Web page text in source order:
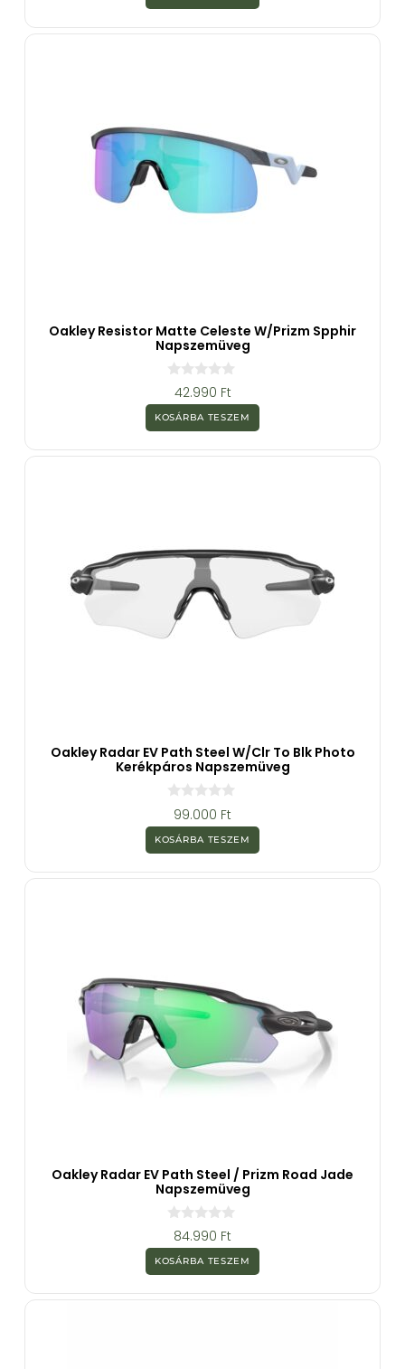
5
b
Oakley Resistor Matte Celeste W/Prizm Spphir
Napszemüveg
z
5
b
42.990 Ft
KOSÁRBA TESZEM
Oakley Radar EV Path Steel W/clr To Blk Photo
Kerékpáros Napszemüveg
z
5
b
99.000 Ft
KOSÁRBA TESZEM
Oakley Radar EV Path Steel / Prizm Road Jade
Napszemüveg
z
5
b
84.990 Ft
KOSÁRBA TESZEM